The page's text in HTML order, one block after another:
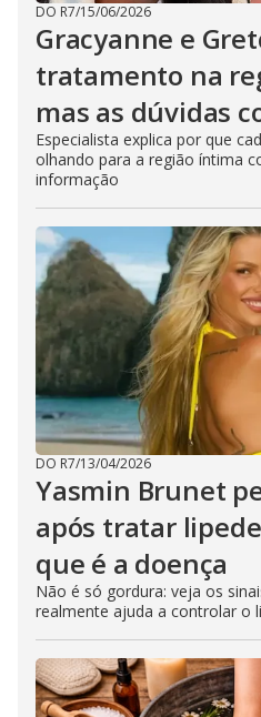
DO R7/15/06/2026
Gracyanne e
tratamento na
mas as dúvidas
Especialista explica por que
olhando para a região íntima
informação
DO R7/13/04/2026
Yasmin Brunet
após tratar
que é a doença
Não é só gordura: veja os
realmente ajuda a controlar o